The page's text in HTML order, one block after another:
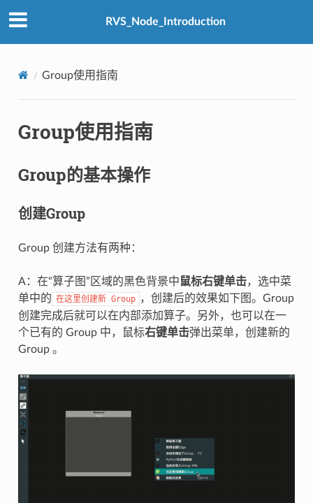
RVS_Node_Introduction
Group使用指南
Group使用指南
Group的基本操作
创建Group
Group 创建方法有两种：
A：在“算子图”区域的黑色背景中鼠标右键单击，选中菜
单中的 在这里创建新 Group ，创建后的效果如下图。Group
创建完成后就可以在内部添加算子。另外，也可以在一
个已有的 Group 中，鼠标右键单击弹出菜单，创建新的
Group 。